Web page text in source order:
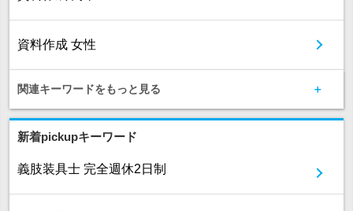
資料作成 女性
関連キーワードをもっと見る
新着pickupキーワード
義肢装具士 完全週休2日制